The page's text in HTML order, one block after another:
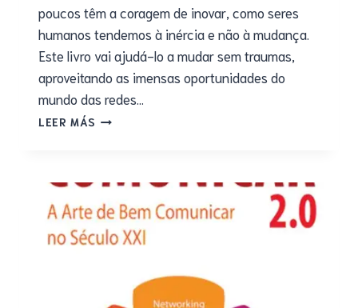
poucos têm a coragem de inovar, como seres
humanos tendemos à inércia e não à mudança.
Este livro vai ajudá-lo a mudar sem traumas,
aproveitando as imensas oportunidades do
mundo das redes…
LEER MÁS